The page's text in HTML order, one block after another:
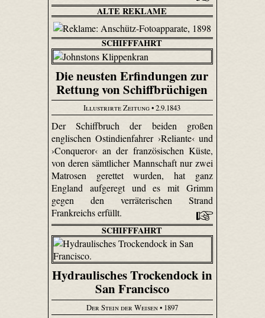
ALTE REKLAME
SCHIFFFAHRT
Die neusten Erfindungen zur
Rettung von Schiffbrüchigen
Illustrirte Zeitung• 2.9.1843
Der Schiffbruch der beiden großen
englischen Ostindienfahrer ›Reliante‹ und
›Conqueror‹ an der französischen Küste,
von deren sämtlicher Mannschaft nur zwei
Matrosen gerettet wurden, hat ganz
England aufgeregt und es mit Grimm
gegen den verräterischen Strand
Frankreichs erfüllt.
SCHIFFFAHRT
Hydraulisches Trockendock in
San Francisco
Der Stein der Weisen• 1897